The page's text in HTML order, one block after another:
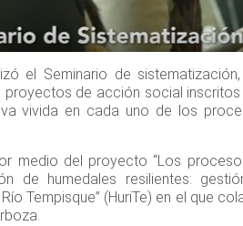
el Seminario de
de acción social inscritos
vivida en cada uno de los
medio del proyecto “Los
de humedales resilientes:
Tempisque” (HuriTe) en el que